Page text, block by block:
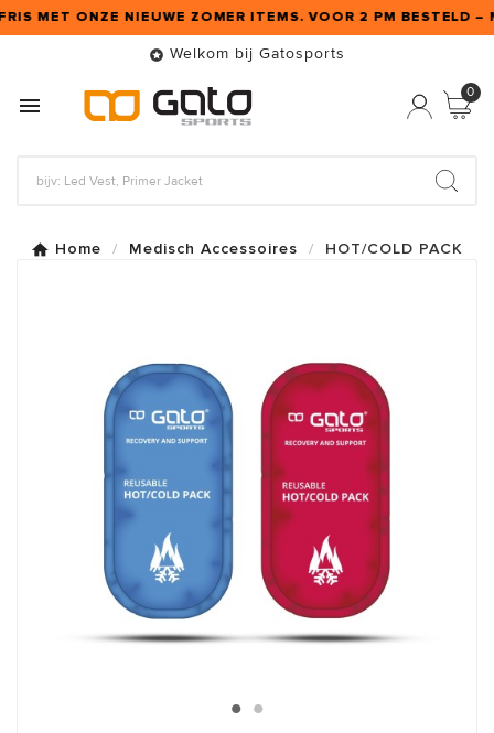
MET ONZE NIEUWE ZOMER ITEMS. VOOR 2 PM BESTELD –
 Welkom bij Gatosports

0
Home Medisch Accessoires HOT/COLD PACK